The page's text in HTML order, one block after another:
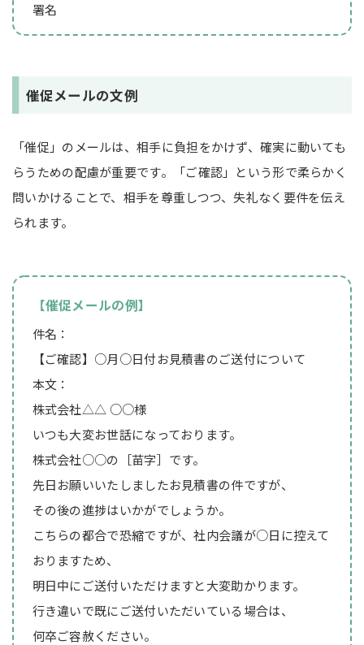
署名
催促メールの文例
「催促」のメールは、相手に負担をかけず、確実に動いても
らうための配慮が重要です。「ご確認」という形で柔らかく
問いかけることで、相手を尊重しつつ、失礼なく要件を伝え
られます。
【催促メールの例】
件名：
【ご確認】○月○日付お見積書のご送付について
本文：
株式会社△△ ○○様
いつも大変お世話になっております。
株式会社○○の［苗字］です。
先日お願いいたしましたお見積書の件ですが、
その後の進捗はいかがでしょうか。
こちらの都合で恐縮ですが、社内会議が○日に控えて
おりますため、
明日中にご送付いただけますと大変助かります。
行き違いで既にご送付いただいている場合は、
何卒ご容赦ください。